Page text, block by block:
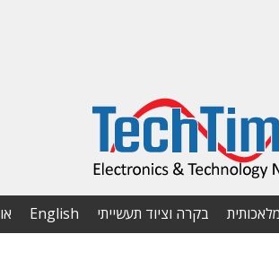
בקרה וציוד תעשייתי English